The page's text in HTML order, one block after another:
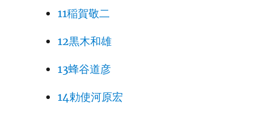
11稲賀敬二
12黒木和雄
13蜂谷道彦
14勅使河原宏